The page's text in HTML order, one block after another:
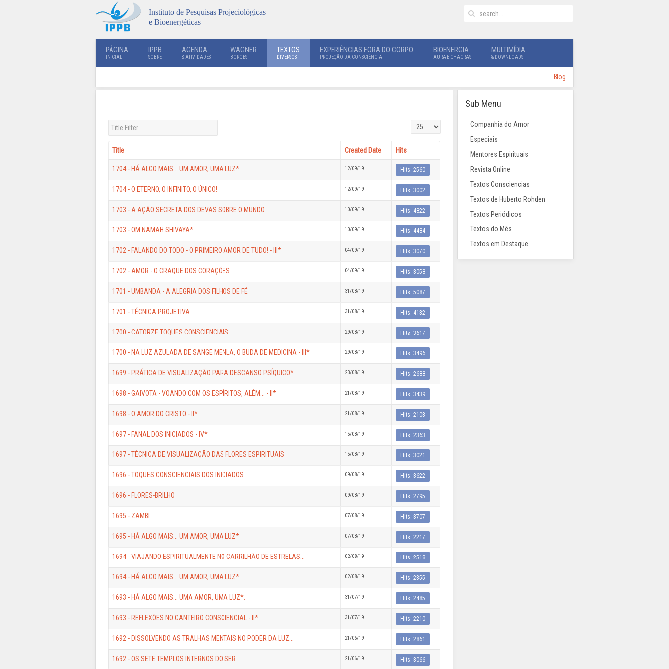
Instituto de Pesquisas Projeciológicas
e Bioenergéticas
PÁGINA
INICIAL
IPPB
SOBRE
AGENDA
& ATIVIDADES
WAGNER
BORGES
TEXTOS
DIVERSOS
EXPERIÊNCIAS FORA DO CORPO
PROJEÇÃO DA CONSCIÊNCIA
BIOENERGIA
AURA E CHACRAS
MULTIMÍDIA
& DOWNLOADS
Blog
Title Filter Display #
Title Created Date Hits
1704 - HÁ ALGO MAIS... UM AMOR, UMA LUZ*. 12/09/19 Hits: 2560
1704 - O ETERNO, O INFINITO, O ÚNICO! 12/09/19 Hits: 3002
1703 - A AÇÃO SECRETA DOS DEVAS SOBRE O MUNDO 10/09/19 Hits: 4822
1703 - OM NAMAH SHIVAYA* 10/09/19 Hits: 4484
1702 - FALANDO DO TODO - O PRIMEIRO AMOR DE TUDO! - III* 04/09/19 Hits: 3070
1702 - AMOR - O CRAQUE DOS CORAÇÕES 04/09/19 Hits: 3058
1701 - UMBANDA - A ALEGRIA DOS FILHOS DE FÉ 31/08/19 Hits: 5087
1701 - TÉCNICA PROJETIVA 31/08/19 Hits: 4132
1700 - CATORZE TOQUES CONSCIENCIAIS 29/08/19 Hits: 3617
1700 - NA LUZ AZULADA DE SANGE MENLA, O BUDA DE MEDICINA - III* 29/08/19 Hits: 3496
1699 - PRÁTICA DE VISUALIZAÇÃO PARA DESCANSO PSÍQUICO* 23/08/19 Hits: 2688
1698 - GAIVOTA - VOANDO COM OS ESPÍRITOS, ALÉM... - II* 21/08/19 Hits: 3439
1698 - O AMOR DO CRISTO - II* 21/08/19 Hits: 2103
1697 - FANAL DOS INICIADOS - IV* 15/08/19 Hits: 2363
1697 - TÉCNICA DE VISUALIZAÇÃO DAS FLORES ESPIRITUAIS 15/08/19 Hits: 3021
1696 - TOQUES CONSCIENCIAIS DOS INICIADOS 09/08/19 Hits: 3622
1696 - FLORES-BRILHO 09/08/19 Hits: 2795
1695 - ZAMBI 07/08/19 Hits: 3707
1695 - HÁ ALGO MAIS... UM AMOR, UMA LUZ* 07/08/19 Hits: 2217
1694 - VIAJANDO ESPIRITUALMENTE NO CARRILHÃO DE ESTRELAS... 02/08/19 Hits: 2518
1694 - HÁ ALGO MAIS... UM AMOR, UMA LUZ* 02/08/19 Hits: 2355
1693 - HÁ ALGO MAIS... UMA AMOR, UMA LUZ*. 31/07/19 Hits: 2485
1693 - REFLEXÕES NO CANTEIRO CONSCIENCIAL - II* 31/07/19 Hits: 2210
1692 - DISSOLVENDO AS TRALHAS MENTAIS NO PODER DA LUZ... 21/06/19 Hits: 2861
1692 - OS SETE TEMPLOS INTERNOS DO SER 21/06/19 Hits: 3066
Sub Menu
Companhia do Amor
Especiais
Mentores Espirituais
Revista Online
Textos Consciencias
Textos de Huberto Rohden
Textos Periódicos
Textos do Mês
Textos em Destaque